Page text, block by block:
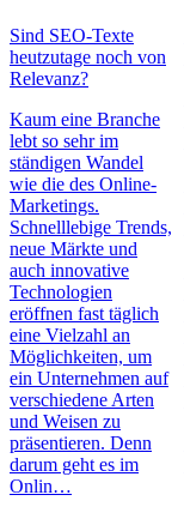
Sind SEO-Texte
heutzutage noch von
Relevanz?
Kaum eine Branche
lebt so sehr im
ständigen Wandel
wie die des Online-
Marketings.
Schnelllebige Trends,
neue Märkte und
auch innovative
Technologien
eröffnen fast täglich
eine Vielzahl an
Möglichkeiten, um
ein Unternehmen auf
verschiedene Arten
und Weisen zu
präsentieren. Denn
darum geht es im
Onlin…